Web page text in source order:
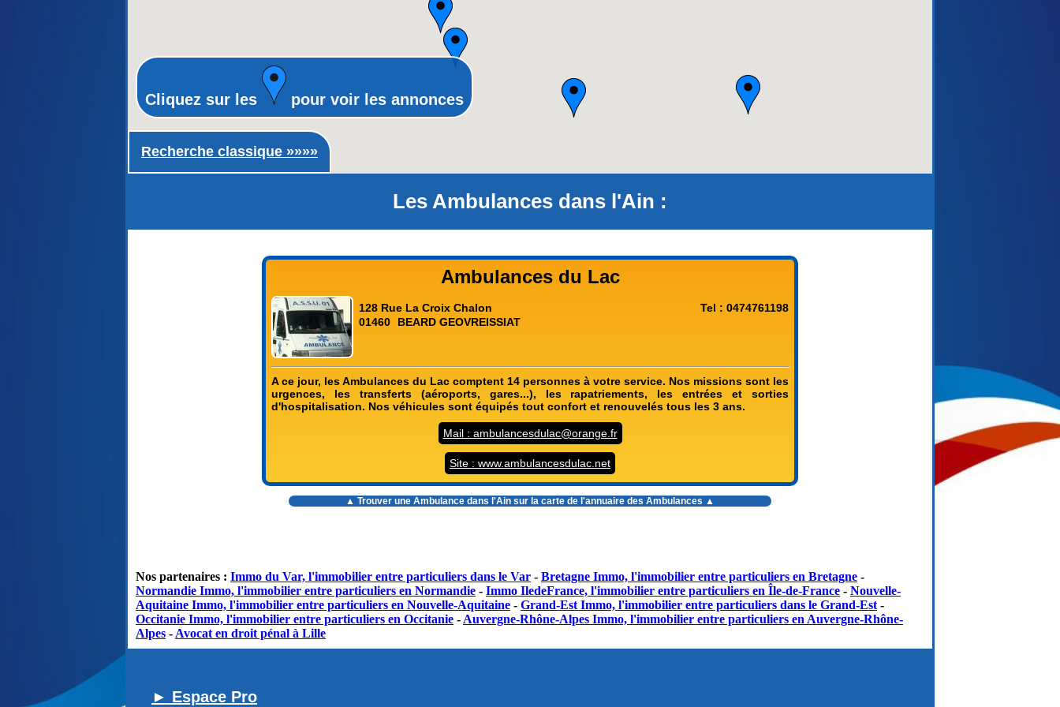
Recherche classique ►
Recherche classique »»»»
Cliquez sur les pour voir les annonces
Les Ambulances dans l'Ain :
Ambulances du Lac
128 Rue La Croix Chalon
01460
BEARD GEOVREISSIAT
Tel : 0474761198
A ce jour, les Ambulances du Lac comptent 14 personnes à votre service. Nos missions sont les
urgences, les transferts (aéroports, gares...), les rapatriements, les entrées et sorties
d'hospitalisation. Nos véhicules sont équipés tout confort et renouvelés tous les 3 ans.
Mail : ambulancesdulac@orange.fr
Site : www.ambulancesdulac.net
▲ Trouver une Ambulance dans l'Ain sur la carte de l'annuaire des Ambulances ▲
Nos partenaires : Immo du Var, l'immobilier entre particuliers dans le Var - Bretagne Immo, l'immobilier entre particuliers en Bretagne -
Normandie Immo, l'immobilier entre particuliers en Normandie - Immo IledeFrance, l'immobilier entre particuliers en Île-de-France - Nouvelle-
Aquitaine Immo, l'immobilier entre particuliers en Nouvelle-Aquitaine - Grand-Est Immo, l'immobilier entre particuliers dans le Grand-Est -
Occitanie Immo, l'immobilier entre particuliers en Occitanie - Auvergne-Rhône-Alpes Immo, l'immobilier entre particuliers en Auvergne-Rhône-
Alpes - Avocat en droit pénal à Lille
► Espace Pro